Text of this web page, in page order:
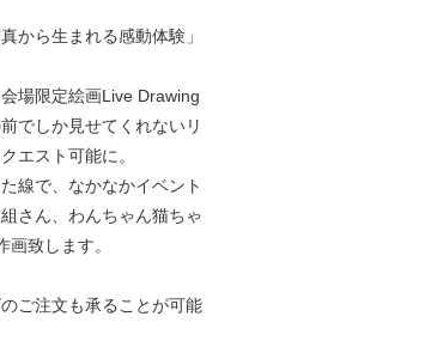
から生まれる感動体験」
場限定絵画Live Drawing
でしか見せてくれないリ
エスト可能に。
線で、なかなかイベント
さん、わんちゃん猫ちゃ
致します。
ご注文も承ることが可能